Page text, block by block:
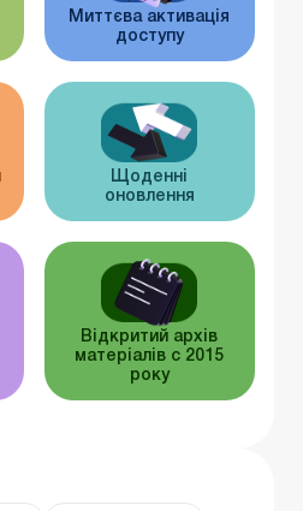
Миттєва активація
доступу
Щоденні
оновлення
Відкритий архів
матеріалів c 2015
року